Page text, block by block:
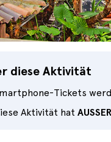
diese Aktivität
Tickets
Aktivität hat